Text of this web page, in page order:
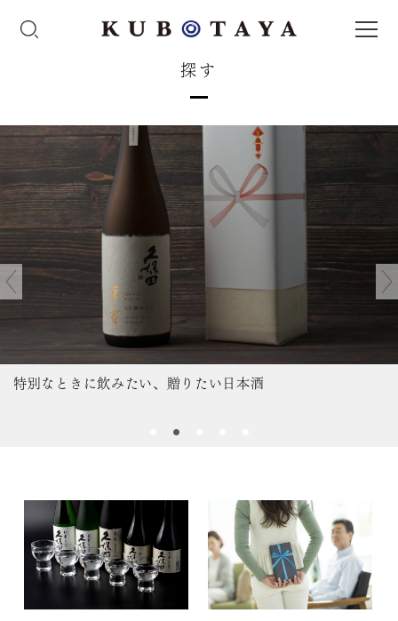
探す
特別なときに飲みたい、贈りたい日本酒